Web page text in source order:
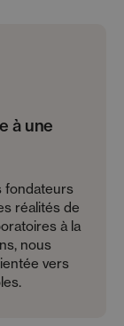
à une
fondateurs
réalités de
à la
nous
vers